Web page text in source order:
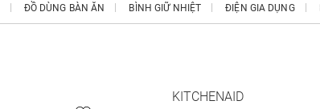
ĐỒ DÙNG BÀN ĂN BÌNH GIỮ NHIỆT ĐIỆN GIA DỤNG
KITCHENAID